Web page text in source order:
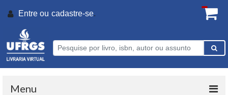
Entre ou cadastre-se.
Menu